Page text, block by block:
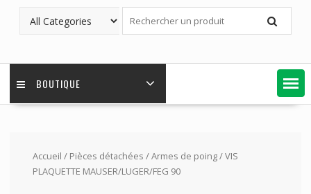
BOUTIQUE
Accueil / Pièces détachées /Armes de poing/ VIS
PLAQUETTE MAUSER/LUGER/FEG 90